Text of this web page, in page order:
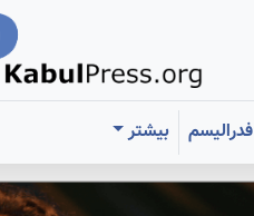
فدرالیسم
بیشتر